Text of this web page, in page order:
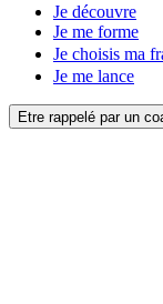
Je découvre
Je me forme
Je choisis ma
Je me lance
Etre rappelé par un